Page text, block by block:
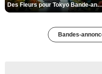
Des Fleurs pour Tokyo Bande-
Bandes-